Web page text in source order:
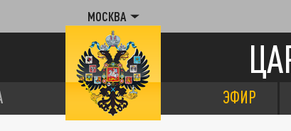
МОСКВА
ЭФИР